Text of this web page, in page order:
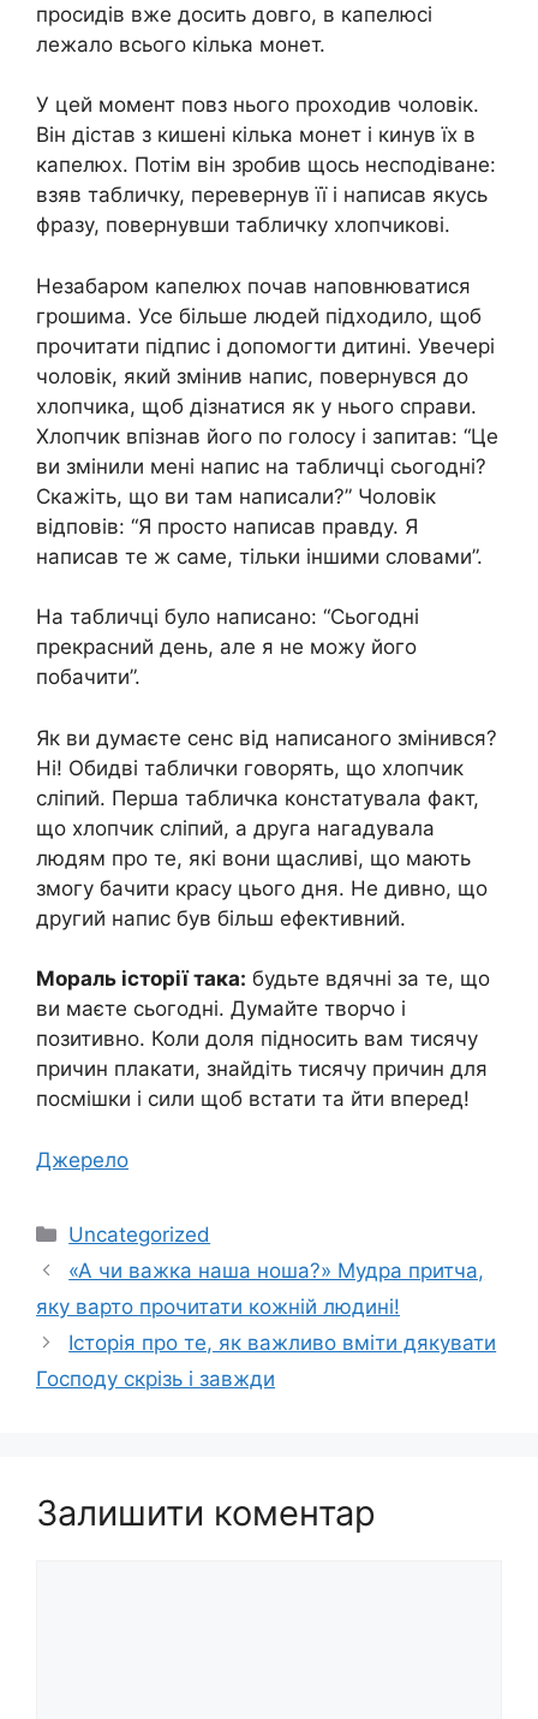
просидів вже досить довго, в капелюсі
лежало всього кілька монет.
У цей момент повз нього проходив чоловік.
Він дістав з кишені кілька монет і кинув їх в
капелюх. Потім він зробив щось несподіване:
взяв табличку, перевернув її і написав якусь
фразу, повернувши табличку хлопчикові.
Незабаром капелюх почав наповнюватися
грошима. Усе більше людей підходило, щоб
прочитати підпис і допомогти дитині. Увечері
чоловік, який змінив напис, повернувся до
хлопчика, щоб дізнатися як у нього справи.
Хлопчик впізнав його по голосу і запитав: “Це
ви змінили мені напис на табличці сьогодні?
Скажіть, що ви там написали?” Чоловік
відповів: “Я просто написав правду. Я
написав те ж саме, тільки іншими словами”.
На табличці було написано: “Сьогодні
прекрасний день, але я не можу його
побачити”.
Як ви думаєте сенс від написаного змінився?
Ні! Обидві таблички говорять, що хлопчик
сліпий. Перша табличка констатувала факт,
що хлопчик сліпий, а друга нагадувала
людям про те, які вони щасливі, що мають
змогу бачити красу цього дня. Не дивно, що
другий напис був більш ефективний.
Мораль історії така: будьте вдячні за те, що
ви маєте сьогодні. Думайте творчо і
позитивно. Коли доля підносить вам тисячу
причин плакати, знайдіть тисячу причин для
посмішки i сили щоб встати та йти вперед!
Джерело
Категорії
Uncategorized
«А чи важка наша ноша?» Мудра притча,
яку варто прочитати кожній людині!
Історія про те, як важливо вміти дякувати
Господу скрізь і завжди
Залишити коментар